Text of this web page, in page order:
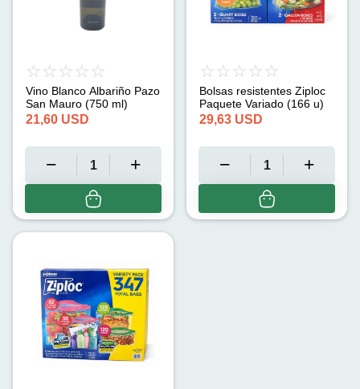
Vino Blanco Albariño Pazo
San Mauro (750 ml)
21,60 USD
Bolsas resistentes Ziploc
Paquete Variado (166 u)
29,63 USD